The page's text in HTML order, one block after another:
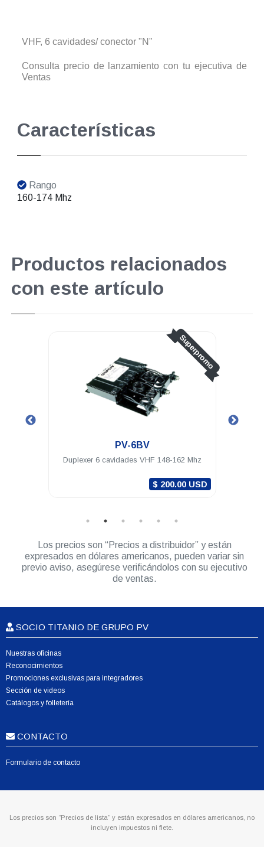
VHF, 6 cavidades/ conector "N"
Consulta precio de lanzamiento con tu ejecutiva de
Ventas
Características
Rango
160-174 Mhz
Productos relacionados
con este artículo
Superpromo
Duplexer 6 cavidades VHF 148-162 Mhz
$ 200.00 USD
Los precios son “Precios a distribuidor” y están
expresados en dólares americanos, pueden variar sin
previo aviso, asegúrese verificándolos con su ejecutivo
de ventas.
SOCIO TITANIO DE GRUPO PV
Nuestras oficinas
Reconocimientos
Promociones exclusivas para integradores
Sección de videos
Catálogos y folletería
CONTACTO
Formulario de contacto
Los precios son “Precios de lista” y están expresados en dólares americanos, no
incluyen impuestos ni flete.